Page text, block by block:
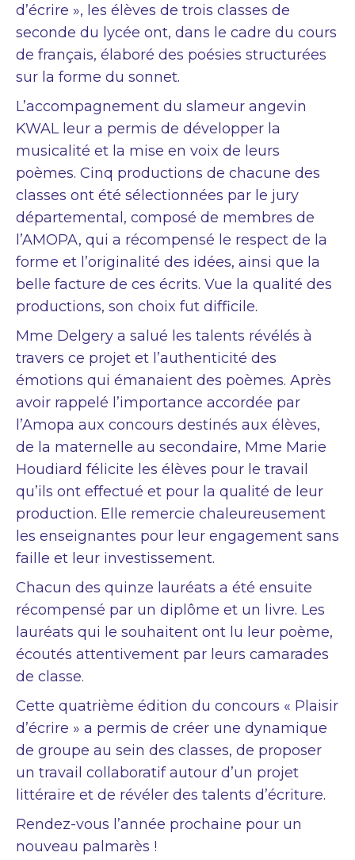
d’écrire », les élèves de trois classes de
seconde du lycée ont, dans le cadre du cours
de français, élaboré des poésies structurées
sur la forme du sonnet.
L’accompagnement du slameur angevin
KWAL leur a permis de développer la
musicalité et la mise en voix de leurs
poèmes. Cinq productions de chacune des
classes ont été sélectionnées par le jury
départemental, composé de membres de
l’AMOPA, qui a récompensé le respect de la
forme et l’originalité des idées, ainsi que la
belle facture de ces écrits. Vue la qualité des
productions, son choix fut difficile.
Mme Delgery a salué les talents révélés à
travers ce projet et l’authenticité des
émotions qui émanaient des poèmes. Après
avoir rappelé l’importance accordée par
l’Amopa aux concours destinés aux élèves,
de la maternelle au secondaire, Mme Marie
Houdiard félicite les élèves pour le travail
qu’ils ont effectué et pour la qualité de leur
production. Elle remercie chaleureusement
les enseignantes pour leur engagement sans
faille et leur investissement.
Chacun des quinze lauréats a été ensuite
récompensé par un diplôme et un livre. Les
lauréats qui le souhaitent ont lu leur poème,
écoutés attentivement par leurs camarades
de classe.
Cette quatrième édition du concours « Plaisir
d’écrire » a permis de créer une dynamique
de groupe au sein des classes, de proposer
un travail collaboratif autour d’un projet
littéraire et de révéler des talents d’écriture.
Rendez-vous l’année prochaine pour un
nouveau palmarès !